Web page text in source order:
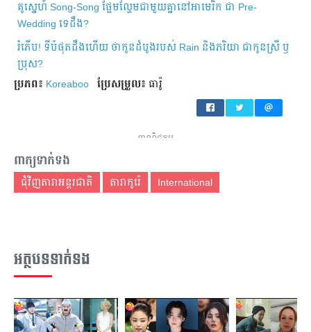
គូស្នេហ៍​ Song-Song ផ្អែមល្ហែម​ជាមួយ​គ្នា​នៅ​អាមេរិក ជា​ Pre-
Wedding ទេ​ដឹង?
រំភើប! ទីបំផុតដឹង​ហើយ ថា​កូន​ដំបូង​របស់​ Rain និងភរិយា​​ ជា​កូន​ស្រី​ ឫ
ប្រុស?
ប្រភព៖ Koreaboo ប្រែ​សម្រួល៖ ធារ៉ូ
ពាណិជ្ជកម្ម
ពាក្យទាក់ទង
ជុំវិញតារាអន្តរជាតិ តារាកូរ៉េ International
អត្ថបទទាក់ទង